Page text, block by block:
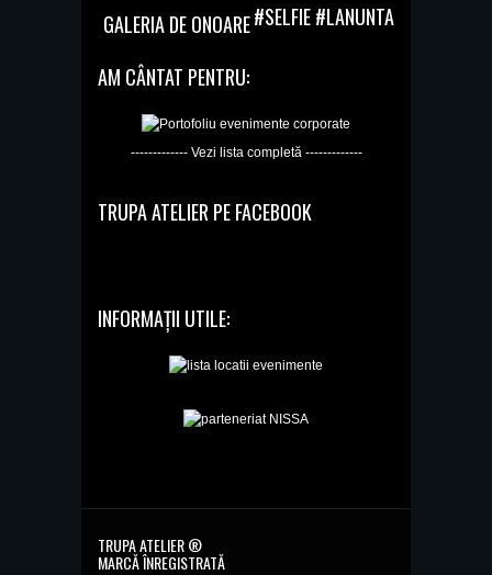
GALERIA DE ONOARE#SELFIE #LANUNTA
AM CÂNTAT PENTRU:
------------- Vezi lista completă -------------
TRUPA ATELIER PE FACEBOOK
INFORMAȚII UTILE:
TRUPA ATELIER ®
MARCĂ ÎNREGISTRATĂ